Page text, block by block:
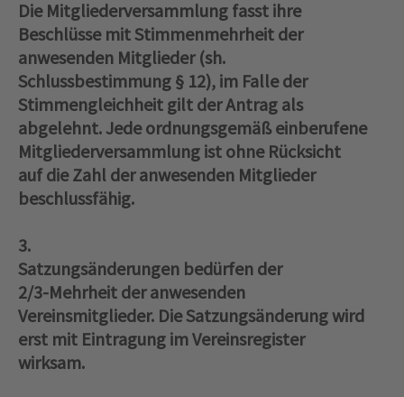
Die Mitgliederversammlung fasst ihre
Beschlüsse mit Stimmenmehrheit der
anwesenden Mitglieder (sh.
Schlussbestimmung § 12), im Falle der
Stimmengleichheit gilt der Antrag als
abgelehnt. Jede ordnungsgemäß einberufene
Mitgliederversammlung ist ohne Rücksicht
auf die Zahl der anwesenden Mitglieder
beschlussfähig.
3.
Satzungsänderungen bedürfen der
2/3‑Mehrheit der anwesenden
Vereinsmitglieder. Die Satzungsänderung wird
erst mit Eintragung im Vereinsregister
wirksam.